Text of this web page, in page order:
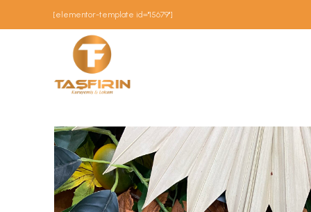
[elementor-template id="15679"]